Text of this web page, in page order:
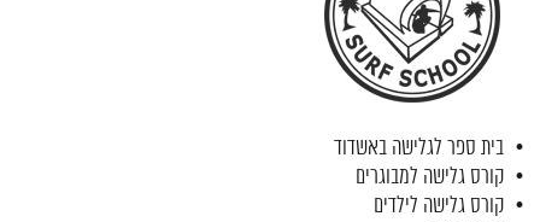
בית ספר לגלישה באשדוד
קורס גלישה למבוגרים
קורס גלישה לילדים